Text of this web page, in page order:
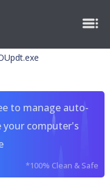
to manage auto-
computer's
*100% Clean & Safe